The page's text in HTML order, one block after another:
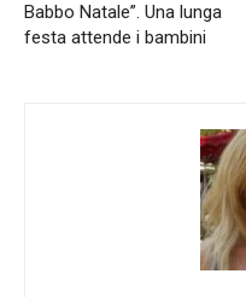
Babbo Natale”. Una lunga
festa attende i bambini